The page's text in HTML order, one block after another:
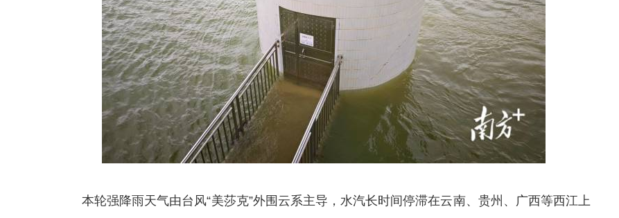
本轮强降雨天气由台风“美莎克”外围云系主导，水汽长时间停滞在云南、贵州、广西等西江上